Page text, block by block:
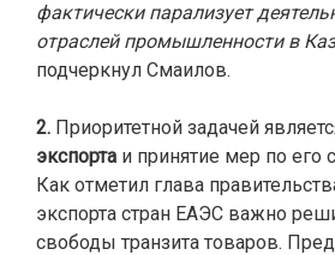
фактически парализует
отраслей промышленности в
подчеркнул Смаилов.
2. Приоритетной задачей
экспорта и принятие мер по его
Как отметил глава
экспорта стран ЕАЭС важно
свободы транзита товаров.